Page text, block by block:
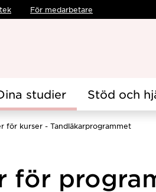
För medarbetare
studier Stöd och
för kurser - Tandläkarprogrammet
för